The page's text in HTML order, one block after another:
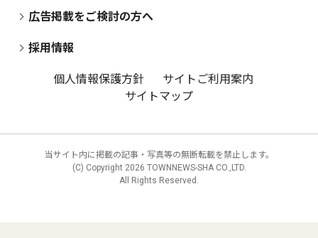
広告掲載をご検討の方へ
採用情報
個人情報保護方針
サイトご利用案内
サイトマップ
当サイト内に掲載の記事・写真等の無断転載を禁止します。
(C) Copyright 2026 TOWNNEWS-SHA CO.,LTD.
All Rights Reserved.